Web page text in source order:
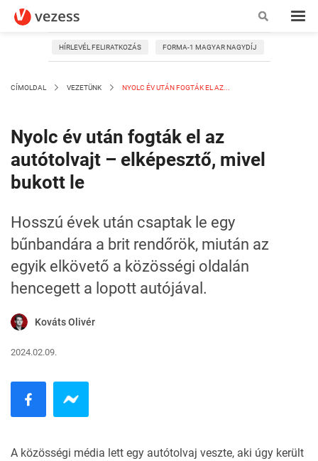
HÍRLEVÉL FELIRATKOZÁS FORMA-1 MAGYAR NAGYDÍJ
CÍMOLDAL VEZETÜNK NYOLC ÉV UTÁN FOGTÁK EL AZ...
Nyolc év után fogták el az
autótolvajt – elképesztő, mivel
bukott le
Hosszú évek után csaptak le egy
bűnbandára a brit rendőrök, miután az
egyik elkövető a közösségi oldalán
hencegett a lopott autójával.
Kováts Olivér
2024.02.09.
A közösségi média lett egy autótolvaj veszte, aki úgy került